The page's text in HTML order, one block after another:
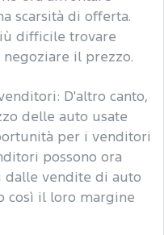
scarsità di offerta.
difficile trovare
il prezzo.
D'altro canto,
delle auto usate
per i venditori
possono ora
dalle vendite di auto
così il loro margine